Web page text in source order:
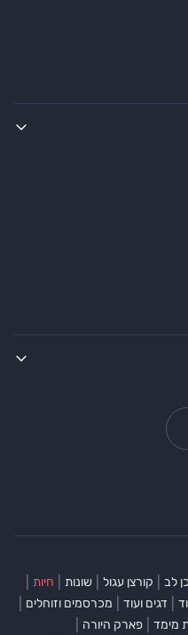
לב קורצן עגול שונות חיות
דגים ועוד מכרסמים וזוחלים
מימד פארק היורה